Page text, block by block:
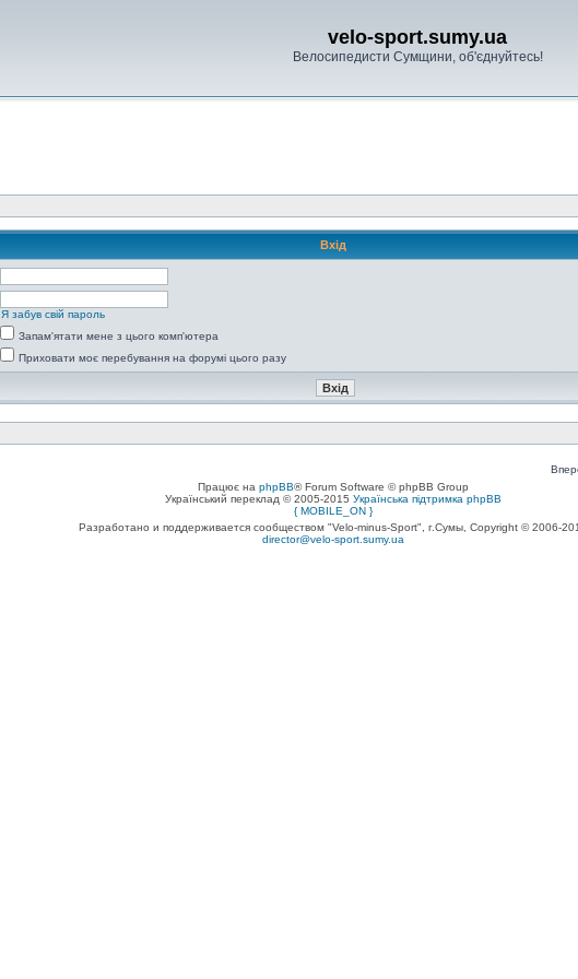
velo-sport.sumy.ua
Велосипедисти Сумщини, об'єднуйтесь!
Вхід
Я забув свій пароль
Запам'ятати мене з цього комп'ютера
Приховати моє перебування на форумі цього разу
Працює на phpBB® Forum Software © phpBB Group
Український переклад © 2005-2015 Українська підтримка phpBB
{ MOBILE_ON }
Разработано и поддерживается сообществом "Velo-minus-Sport", г.Сумы, Copyright © 2006-
director@velo-sport.sumy.ua